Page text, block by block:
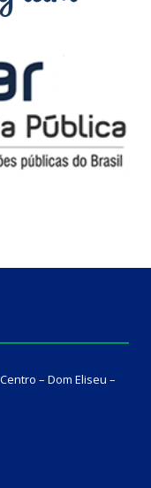
– Dom Eliseu –